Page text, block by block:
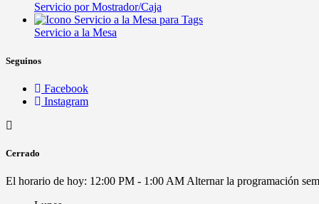
Servicio por Mostrador/Caja
Servicio a la Mesa
Seguinos
Facebook
Instagram
Cerrado
El horario de hoy: 12:00 PM - 1:00 AM Alternar la programación